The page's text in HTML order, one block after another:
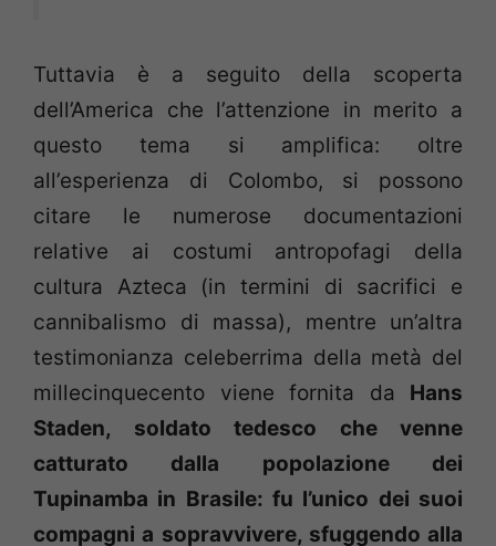
Tuttavia è a seguito della scoperta
dell’America che l’attenzione in merito a
questo tema si amplifica: oltre
all’esperienza di Colombo, si possono
citare le numerose documentazioni
relative ai costumi antropofagi della
cultura Azteca (in termini di sacrifici e
cannibalismo di massa), mentre un’altra
testimonianza celeberrima della metà del
millecinquecento viene fornita da Hans
Staden, soldato tedesco che venne
catturato dalla popolazione dei
Tupinamba in Brasile: fu l’unico dei suoi
compagni a sopravvivere, sfuggendo alla